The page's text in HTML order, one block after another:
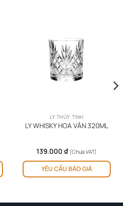
LY THỦY TINH
LY WHISKY HOA VĂN 320ML
139.000 ₫ (Chưa VAT)
YÊU CẦU BÁO GIÁ